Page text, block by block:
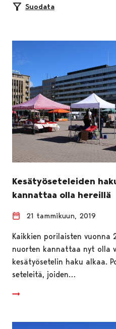
Suodata
Kesätyöseteleiden
kannattaa olla hereillä
21 tammikuun, 2019
Kaikkien porilaisten
nuorten kannattaa nyt olla
kesätyösetelin haku alkaa.
seteleitä, joiden…